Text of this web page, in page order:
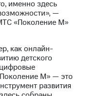
именно здесь
—
«Поколение М»
как онлайн-
детского
М» — это
развития